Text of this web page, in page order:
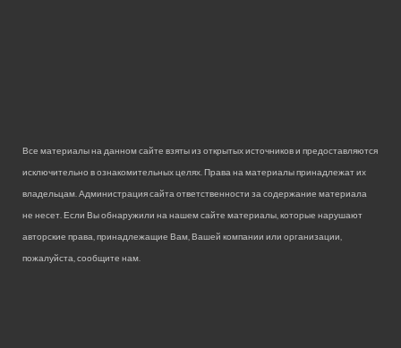
Все материалы на данном сайте взяты из открытых источников и предоставляются
исключительно в ознакомительных целях. Права на материалы принадлежат их
владельцам. Администрация сайта ответственности за содержание материала
не несет. Если Вы обнаружили на нашем сайте материалы, которые нарушают
авторские права, принадлежащие Вам, Вашей компании или организации,
пожалуйста, сообщите нам.